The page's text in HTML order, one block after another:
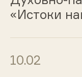
«Истоки
10.02